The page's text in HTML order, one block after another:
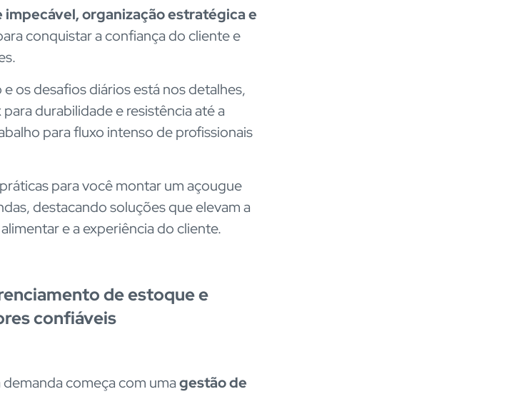
impecável, organização estratégica e
conquistar a confiança do cliente e
os desafios diários está nos detalhes,
durabilidade e resistência até a
para fluxo intenso de profissionais
para você montar um açougue
destacando soluções que elevam a
e a experiência do cliente.
de estoque e
confiáveis
começa com umagestão de